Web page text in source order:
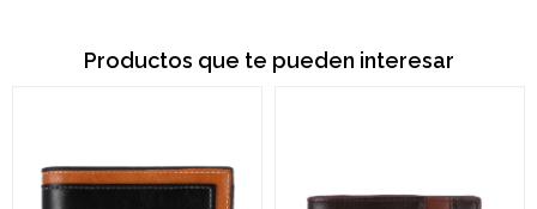
Productos que te pueden interesar